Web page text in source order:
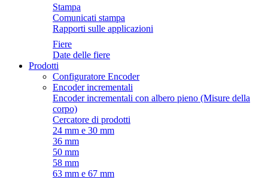
Stampa
Comunicati stampa
Rapporti sulle applicazioni
Fiere
Date delle fiere
Prodotti
Configuratore Encoder
Encoder incrementali
Encoder incrementali con albero pieno (Misure della
corpo)
Cercatore di prodotti
24 mm e 30 mm
36 mm
50 mm
58 mm
63 mm e 67 mm